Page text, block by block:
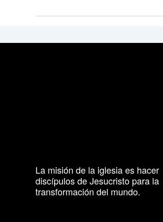
La misión de la iglesia es hacer
discípulos de Jesucristo para la
transformación del mundo.